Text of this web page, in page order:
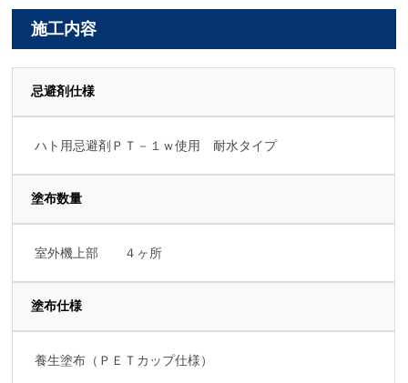
施工内容
忌避剤仕様
ハト用忌避剤ＰＴ－１ｗ使用 耐水タイプ
塗布数量
室外機上部 ４ヶ所
塗布仕様
養生塗布（ＰＥＴカップ仕様）